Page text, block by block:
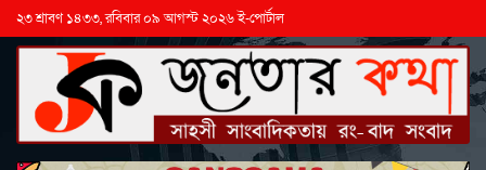
২৩ শ্রাবণ ১৪৩৩, রবিবার ০৯ আগস্ট ২০২৬ ই-পোর্টাল